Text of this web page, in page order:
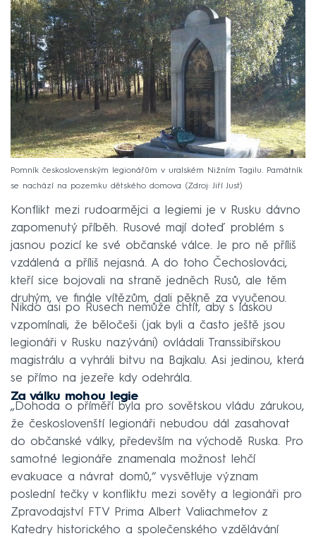
Pomník československým legionářům v uralském Nižním Tagilu. Památník
se nachází na pozemku dětského domova
Zdroj: Jiří Just
Konflikt mezi rudoarmějci a legiemi je v Rusku dávno
zapomenutý příběh. Rusové mají doteď problém s
jasnou pozicí ke své občanské válce. Je pro ně příliš
vzdálená a příliš nejasná. A do toho Čechoslováci,
kteří sice bojovali na straně jedněch Rusů, ale těm
druhým, ve finále vítězům, dali pěkně za vyučenou.
Nikdo asi po Rusech nemůže chtít, aby s láskou
vzpomínali, že běločeši (jak byli a často ještě jsou
legionáři v Rusku nazýváni) ovládali Transsibiřskou
magistrálu a vyhráli bitvu na Bajkalu. Asi jedinou, která
se přímo na jezeře kdy odehrála.
Za válku mohou legie
„Dohoda o příměří byla pro sovětskou vládu zárukou,
že českoslovenští legionáři nebudou dál zasahovat
do občanské války, především na východě Ruska. Pro
samotné legionáře znamenala možnost lehčí
evakuace a návrat domů,“ vysvětluje význam
poslední tečky v konfliktu mezi sověty a legionáři pro
Zpravodajství FTV Prima Albert Valiachmetov z
Katedry historického a společenského vzdělávání